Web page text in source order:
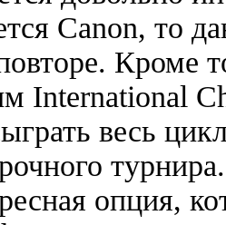
Canon, то
Кроме
International
весь
опция,